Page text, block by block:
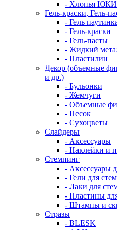
- Хлопья ЮКИ
Гель-краски, Гель-
- Гель
- Гель-краски
- Гель-пасты
- Жидкий
- Пластилин
Декор (объемные
и др.)
- Бульонки
- Жемчуги
- Объемные
- Песок
- Сухоцветы
Слайдеры
- Аксессуары
- Наклейки и
Стемпинг
- Аксессуары
- Гели для
- Лаки для
- Пластины
- Штампы и
Стразы
- BLESK